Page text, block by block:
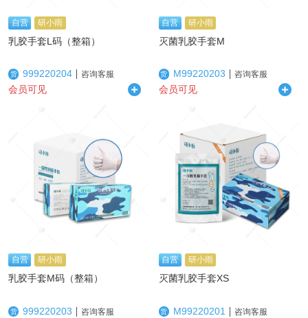
自营 研小雨
乳胶手套L码（整箱）
货 999220204 咨询客服
会员可见
自营 研小雨
灭菌乳胶手套M
货 M99220203 咨询客服
会员可见
自营 研小雨
乳胶手套M码（整箱）
货 999220203 咨询客服
自营 研小雨
灭菌乳胶手套XS
货 M99220201 咨询客服